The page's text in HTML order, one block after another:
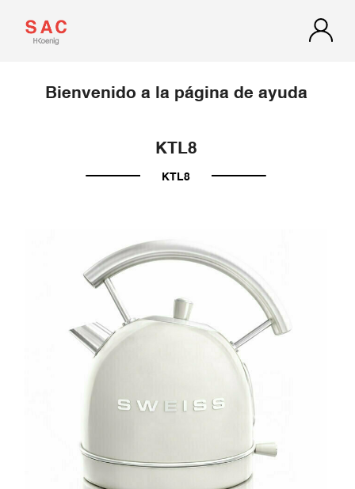
Bienvenido a la página de ayuda
KTL8
KTL8